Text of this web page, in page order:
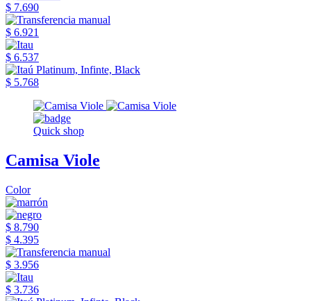
$ 7.690
$ 6.921
$ 6.537
$ 5.768
Quick shop
Camisa Viole
Color
$ 8.790
$ 4.395
$ 3.956
$ 3.736